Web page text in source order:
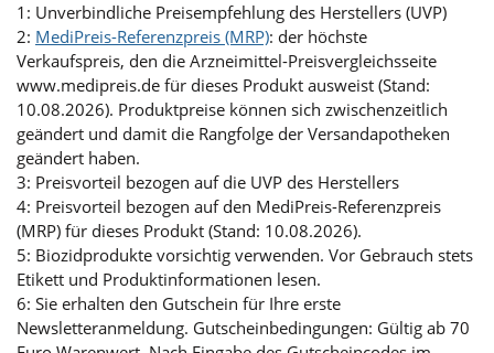
1: Unverbindliche Preisempfehlung des Herstellers (UVP)
2: MediPreis-Referenzpreis (MRP): der höchste
Verkaufspreis, den die Arzneimittel-Preisvergleichsseite
www.medipreis.de für dieses Produkt ausweist (Stand:
10.08.2026). Produktpreise können sich zwischenzeitlich
geändert und damit die Rangfolge der Versandapotheken
geändert haben.
3: Preisvorteil bezogen auf die UVP des Herstellers
4: Preisvorteil bezogen auf den MediPreis-Referenzpreis
(MRP) für dieses Produkt (Stand: 10.08.2026).
5: Biozidprodukte vorsichtig verwenden. Vor Gebrauch stets
Etikett und Produktinformationen lesen.
6: Sie erhalten den Gutschein für Ihre erste
Newsletteranmeldung. Gutscheinbedingungen: Gültig ab 70